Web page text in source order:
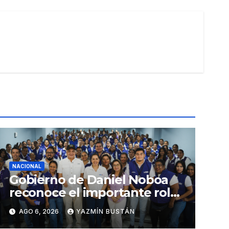
NACIONAL
Gobierno de Daniel Noboa
reconoce el importante rol
que cumplen educadoras
del servicio Creciendo con
AGO 6, 2026 YAZMÍN BUSTÁN